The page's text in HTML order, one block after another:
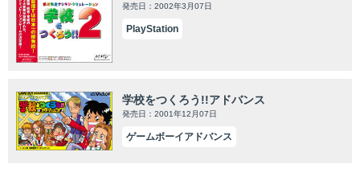
発売日：2002年3月07日
PlayStation
学校をつくろう!!アドバンス
発売日：2001年12月07日
ゲームボーイアドバンス